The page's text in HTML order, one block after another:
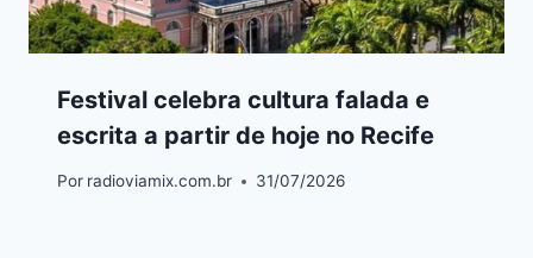
Festival celebra cultura falada e
escrita a partir de hoje no Recife
Por radioviamix.com.br 31/07/2026